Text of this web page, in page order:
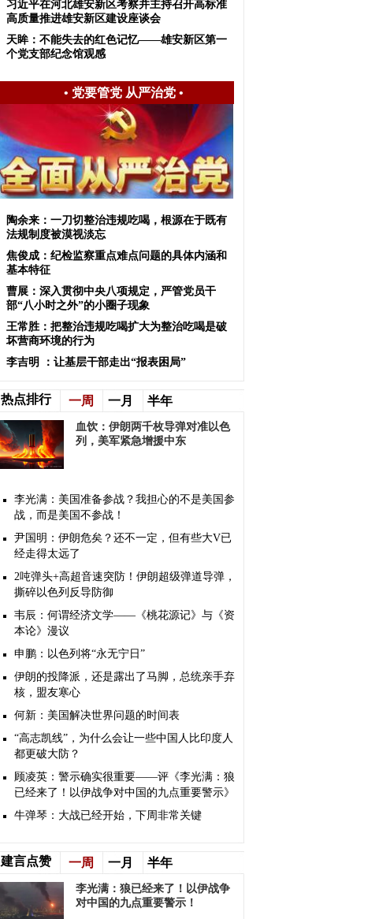
习近平在河北雄安新区考察并主持召开高标准
高质量推进雄安新区建设座谈会
天眸：不能失去的红色记忆——雄安新区第一
个党支部纪念馆观感
• 党要管党 从严治党•
陶余来：一刀切整治违规吃喝，根源在于既有
法规制度被漠视淡忘
焦俊成：纪检监察重点难点问题的具体内涵和
基本特征
曹展：深入贯彻中央八项规定，严管党员干
部“八小时之外”的小圈子现象
王常胜：把整治违规吃喝扩大为整治吃喝是破
坏营商环境的行为
李吉明 ：让基层干部走出“报表困局”
热点排行 一周 一月 半年
血饮：伊朗两千枚导弹对准以色
列，美军紧急增援中东
李光满：美国准备参战？我担心的不是美国参
战，而是美国不参战！
尹国明：伊朗危矣？还不一定，但有些大V已
经走得太远了
2吨弹头+高超音速突防！伊朗超级弹道导弹，
撕碎以色列反导防御
韦辰：何谓经济文学——《桃花源记》与《资
本论》漫议
申鹏：以色列将“永无宁日”
伊朗的投降派，还是露出了马脚，总统亲手弃
核，盟友寒心
何新：美国解决世界问题的时间表
“高志凯线”，为什么会让一些中国人比印度人
都更破大防？
顾凌英：警示确实很重要——评《李光满：狼
已经来了！以伊战争对中国的九点重要警示》
牛弹琴：大战已经开始，下周非常关键
建言点赞 一周 一月 半年
李光满：狼已经来了！以伊战争
对中国的九点重要警示！